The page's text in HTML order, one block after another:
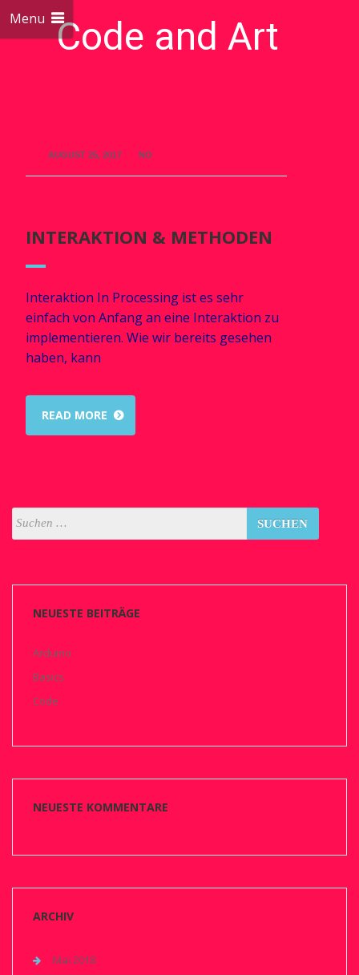
Code and Art
Menu
AUGUST 25, 2017 NO
INTERAKTION & METHODEN
Interaktion In Processing ist es sehr
einfach von Anfang an eine Interaktion zu
implementieren. Wie wir bereits gesehen
haben, kann
READ MORE
NEUESTE BEITRÄGE
Arduino
Basics
Code
NEUESTE KOMMENTARE
ARCHIV
Mai 2018